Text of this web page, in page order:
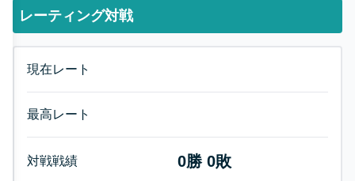
レーティング対戦
現在レート
最高レート
対戦戦績 0勝 0敗